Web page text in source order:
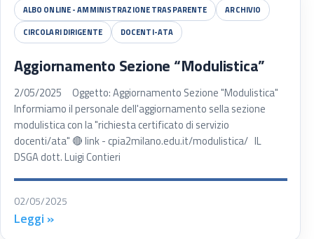
ALBO ONLINE - AMMINISTRAZIONE TRASPARENTE
ARCHIVIO
CIRCOLARI DIRIGENTE
DOCENTI-ATA
Aggiornamento Sezione “Modulistica”
2/05/2025 Oggetto: Aggiornamento Sezione "Modulistica"
Informiamo il personale dell'aggiornamento sella sezione
modulistica con la "richiesta certificato di servizio
docenti/ata" 🔴 link - cpia2milano.edu.it/modulistica/ IL
DSGA dott. Luigi Contieri
02/05/2025
Leggi »